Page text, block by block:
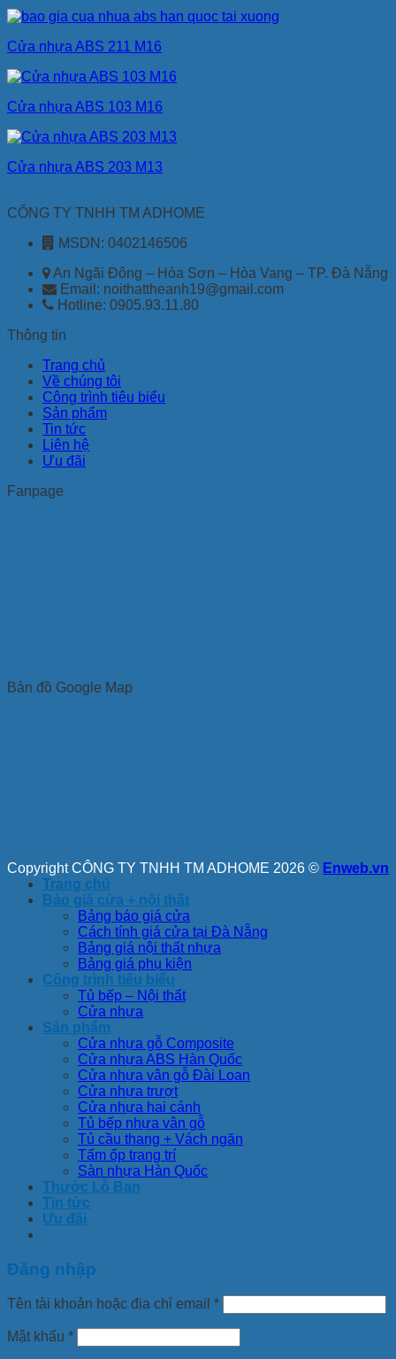
Cửa nhựa ABS 211 M16
Cửa nhựa ABS 103 M16
Cửa nhựa ABS 203 M13
CÔNG TY TNHH TM ADHOME
MSDN: 0402146506
An Ngãi Đông – Hòa Sơn – Hòa Vang – TP. Đà Nẵng
Email: noithattheanh19@gmail.com
Hotline: 0905.93.11.80
Thông tin
Trang chủ
Về chúng tôi
Công trình tiêu biểu
Sản phẩm
Tin tức
Liên hệ
Ưu đãi
Fanpage
Bản đồ Google Map
Copyright CÔNG TY TNHH TM ADHOME 2026 © Enweb.vn
Trang chủ
Báo giá cửa + nội thất
Bảng báo giá cửa
Cách tính giá cửa tại Đà Nẵng
Bảng giá nội thất nhựa
Bảng giá phụ kiện
Công trình tiêu biểu
Tủ bếp – Nội thất
Cửa nhựa
Sản phẩm
Cửa nhựa gỗ Composite
Cửa nhựa ABS Hàn Quốc
Cửa nhựa vân gỗ Đài Loan
Cửa nhựa trượt
Cửa nhựa hai cánh
Tủ bếp nhựa vân gỗ
Tủ cầu thang + Vách ngăn
Tấm ốp trang trí
Sàn nhựa Hàn Quốc
Thước Lỗ Ban
Tin tức
Ưu đãi
Đăng nhập
Tên tài khoản hoặc địa chỉ email *
Mật khẩu *